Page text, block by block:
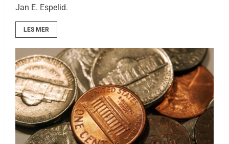
Jan E. Espelid.
LES MER